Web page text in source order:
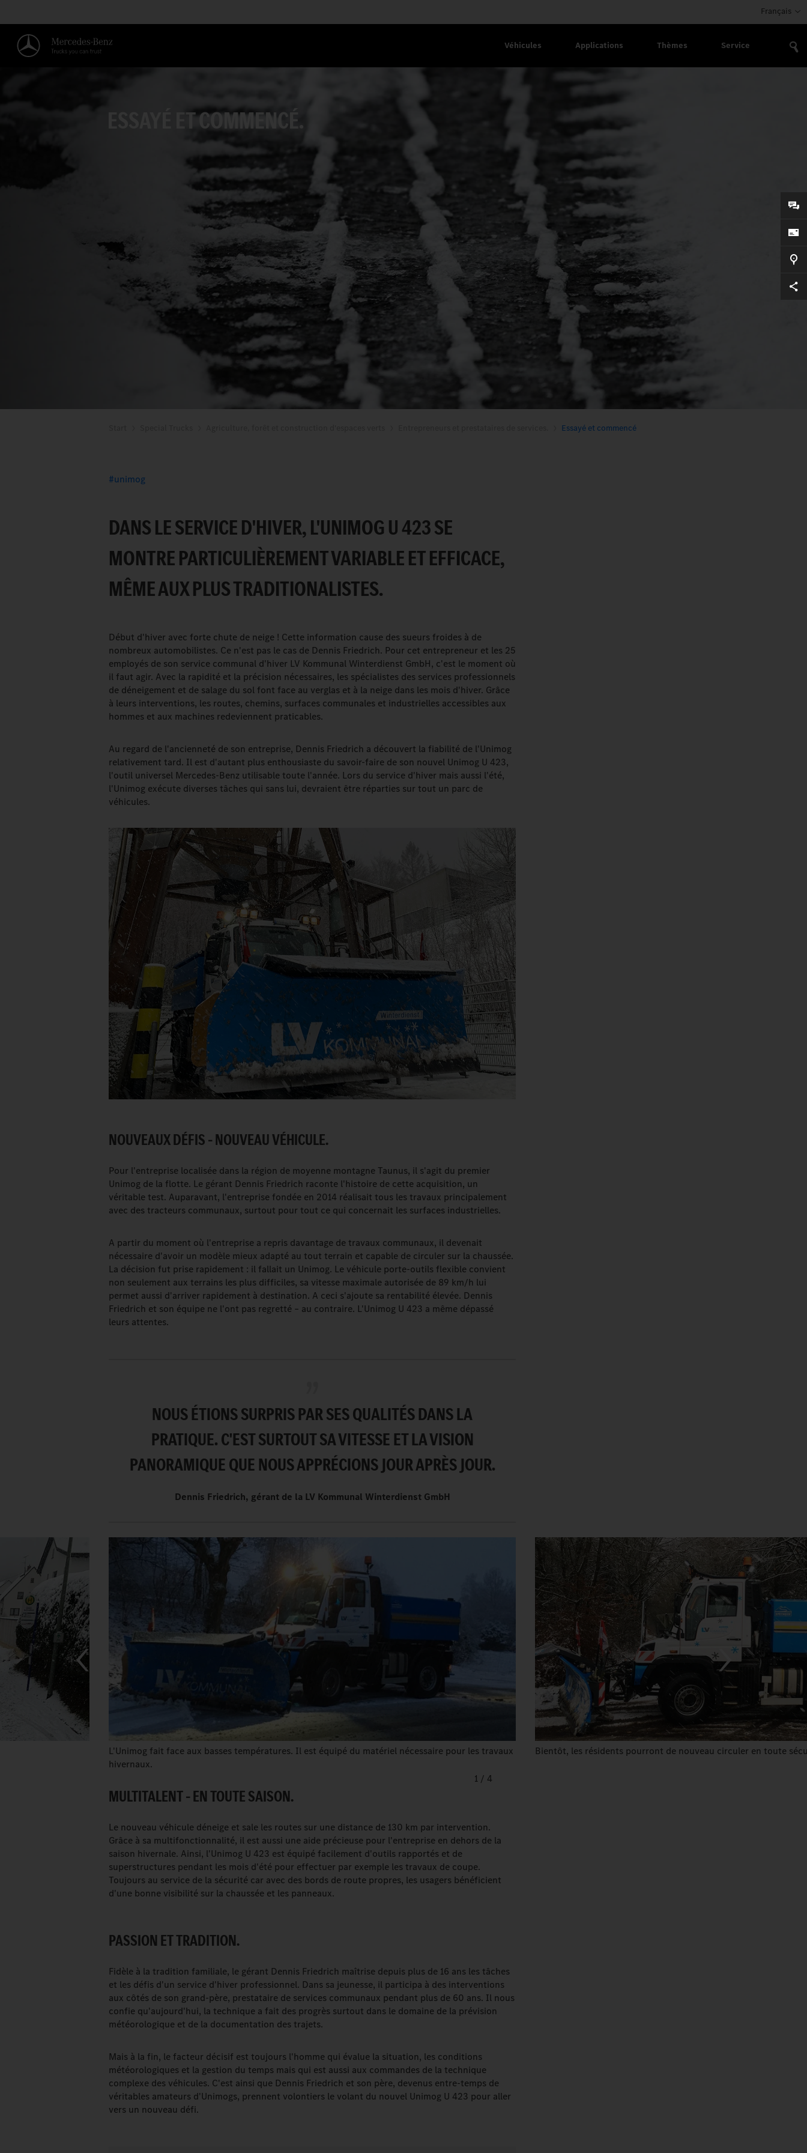
Français
Véhicules Applications Thèmes Service
ESSAYÉ ET COMMENCÉ.
Essayé et commencé
unimog
DANS LE SERVICE D'HIVER, L'UNIMOG U 423 SE
MONTRE PARTICULIÈREMENT VARIABLE ET EFFICACE,
MÊME AUX PLUS TRADITIONALISTES.
Début d'hiver avec forte chute de neige ! Cette information cause des sueurs froides à de
nombreux automobilistes. Ce n'est pas le cas de Dennis Friedrich. Pour cet entrepreneur et les 25
employés de son service communal d'hiver LV Kommunal Winterdienst GmbH, c'est le moment où
il faut agir. Avec la rapidité et la précision nécessaires, les spécialistes des services professionnels
de déneigement et de salage du sol font face au verglas et à la neige dans les mois d'hiver. Grâce
à leurs interventions, les routes, chemins, surfaces communales et industrielles accessibles aux
hommes et aux machines redeviennent praticables.
Au regard de l'ancienneté de son entreprise, Dennis Friedrich a découvert la fiabilité de l'Unimog
relativement tard. Il est d'autant plus enthousiaste du savoir-faire de son nouvel Unimog U 423,
l'outil universel Mercedes-Benz utilisable toute l'année. Lors du service d'hiver mais aussi l'été,
l'Unimog exécute diverses tâches qui sans lui, devraient être réparties sur tout un parc de
véhicules.
NOUVEAUX DÉFIS – NOUVEAU VÉHICULE.
Pour l'entreprise localisée dans la région de moyenne montagne Taunus, il s'agit du premier
Unimog de la flotte. Le gérant Dennis Friedrich raconte l'histoire de cette acquisition, un
véritable test. Auparavant, l'entreprise fondée en 2014 réalisait tous les travaux principalement
avec des tracteurs communaux, surtout pour tout ce qui concernait les surfaces industrielles.
A partir du moment où l'entreprise a repris davantage de travaux communaux, il devenait
nécessaire d'avoir un modèle mieux adapté au tout terrain et capable de circuler sur la chaussée.
La décision fut prise rapidement : il fallait un Unimog. Le véhicule porte-outils flexible convient
non seulement aux terrains les plus difficiles, sa vitesse maximale autorisée de 89 km/h lui
permet aussi d'arriver rapidement à destination. A ceci s'ajoute sa rentabilité élevée. Dennis
Friedrich et son équipe ne l'ont pas regretté – au contraire. L'Unimog U 423 a même dépassé
leurs attentes.
NOUS ÉTIONS SURPRIS PAR SES QUALITÉS DANS LA
PRATIQUE. C'EST SURTOUT SA VITESSE ET LA VISION
PANORAMIQUE QUE NOUS APPRÉCIONS JOUR APRÈS JOUR.
Dennis Friedrich, gérant de la LV Kommunal Winterdienst GmbH
L'Unimog fait face aux basses températures. Il est équipé du matériel nécessaire pour les travaux
hivernaux.
Bientôt, les résidents pourront de nouveau circuler en toute
1 / 4
MULTITALENT – EN TOUTE SAISON.
Le nouveau véhicule déneige et sale les routes sur une distance de 130 km par intervention.
Grâce à sa multifonctionnalité, il est aussi une aide précieuse pour l'entreprise en dehors de la
saison hivernale. Ainsi, l'Unimog U 423 est équipé facilement d'outils rapportés et de
superstructures pendant les mois d'été pour effectuer par exemple les travaux de coupe.
Toujours au service de la sécurité car avec des bords de route propres, les usagers bénéficient
d'une bonne visibilité sur la chaussée et les panneaux.
PASSION ET TRADITION.
Fidèle à la tradition familiale, le gérant Dennis Friedrich maîtrise depuis plus de 16 ans les tâches
et les défis d'un service d'hiver professionnel. Dans sa jeunesse, il participa à des interventions
aux côtés de son grand-père, prestataire de services communaux pendant plus de 60 ans. Il nous
confie qu'aujourd'hui, la technique a fait des progrès surtout dans le domaine de la prévision
météorologique et de la documentation des trajets.
Mais à la fin, le facteur décisif est toujours l'homme qui évalue la situation, les conditions
météorologiques et la gestion du temps mais qui est aussi aux commandes de la technique
complexe des véhicules. C'est ainsi que Dennis Friedrich et son père, devenus entre-temps de
véritables amateurs d'Unimogs, prennent volontiers le volant du nouvel Unimog U 423 pour aller
vers un nouveau défi.